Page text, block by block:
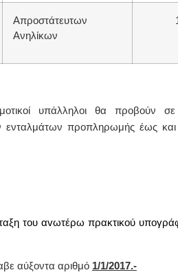
Απροστάτευτων
Ανηλίκων
υπάλληλοι θα προβούν
ενταλμάτων προπληρωμής έως και
τoυ αvωτέρω πρακτικoύ
αύξοντα αριθμό 1/1/2017.-